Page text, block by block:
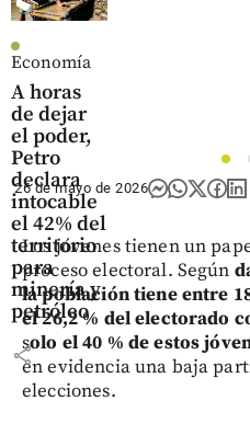
Economía
A horas
de dejar
el poder,
Petro
declara
intocable
el 42% del
territorio
para
minería y
petróleo
share
1
26 de mayo de 2026
Los jóvenes tienen un
proceso electoral. Según
la población tiene entre
el 26,2 % del electorado
solo el 40 % de estos
en evidencia una baja
elecciones.